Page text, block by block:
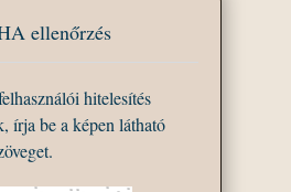
ellenőrzés
hitelesítés
írja be a képen látható